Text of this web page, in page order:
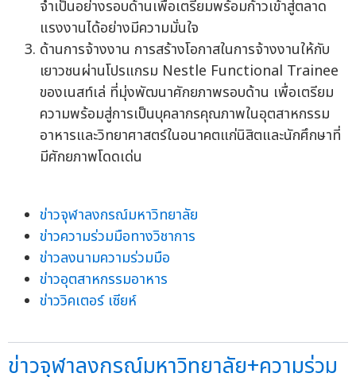
จำเป็นอย่างรอบด้านเพื่อเตรียมพร้อมก้าวเข้าสู่ตลาด
แรงงานได้อย่างมีความมั่นใจ
ด้านการจ้างงาน การสร้างโอกาสในการจ้างงานให้กับ
เยาวชนผ่านโปรแกรม Nestle Functional Trainee
ของเนสท์เล่ ที่มุ่งพัฒนาศักยภาพรอบด้าน เพื่อเตรียม
ความพร้อมสู่การเป็นบุคลากรคุณภาพในอุตสาหกรรม
อาหารและวิทยาศาสตร์ในอนาคตแก่นิสิตและนักศึกษาที่
มีศักยภาพโดดเด่น
ข่าวจุฬาลงกรณ์มหาวิทยาลัย
ข่าวความร่วมมือทางวิชาการ
ข่าวลงนามความร่วมมือ
ข่าวอุตสาหกรรมอาหาร
ข่าววิคเตอร์ เซียห์
ข่าวจุฬาลงกรณ์มหาวิทยาลัย+ความร่วม